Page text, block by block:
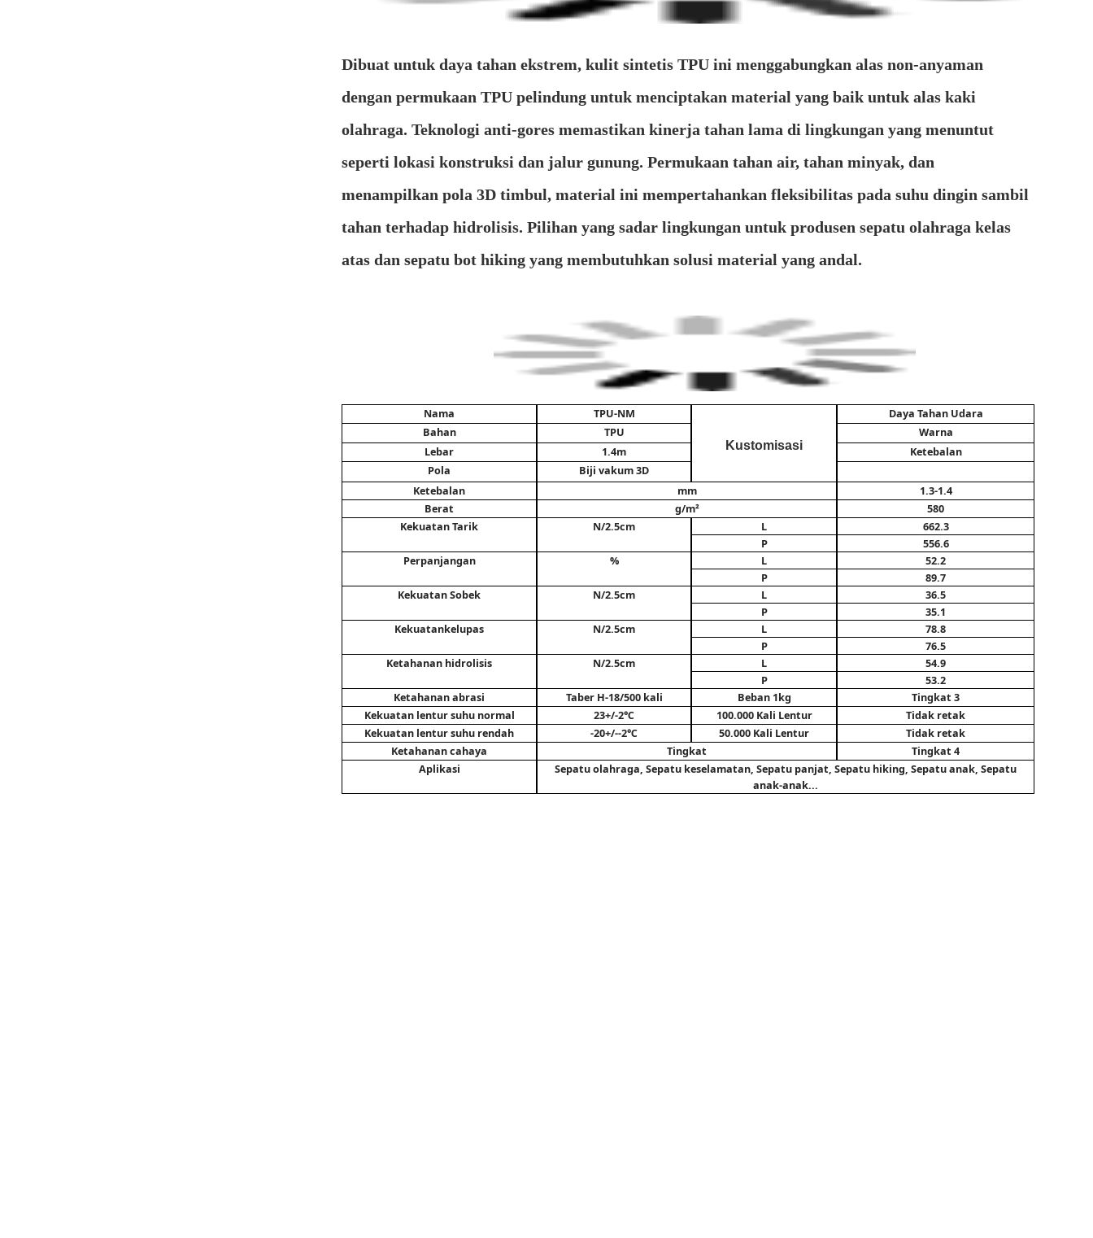
Dibuat untuk daya tahan ekstrem, kulit sintetis TPU ini menggabungkan alas non-anyaman
dengan permukaan TPU pelindung untuk menciptakan material yang baik untuk alas kaki
olahraga. Teknologi anti-gores memastikan kinerja tahan lama di lingkungan yang menuntut
seperti lokasi konstruksi dan jalur gunung. Permukaan tahan air, tahan minyak, dan
menampilkan pola 3D timbul, material ini mempertahankan fleksibilitas pada suhu dingin sambil
tahan terhadap hidrolisis. Pilihan yang sadar lingkungan untuk produsen sepatu olahraga kelas
atas dan sepatu bot hiking yang membutuhkan solusi material yang andal.
Nama TPU-NM
Kustomisasi
Daya Tahan Udara
Bahan
TPU
Warna
Lebar
1.4m
Ketebalan
Pola
Biji vakum 3D
Ketebalan
mm
1.3-1.4
Berat
g/m²
580
Kekuatan Tarik
N/2.5cm L
662.3
P
556.6
Perpanjangan
% L
52.2
P
89.7
Kekuatan Sobek
N/2.5cm L
36.5
P
35.1
Kekuatankelupas N/2.5cm L
78.8
P
76.5
Ketahanan hidrolisis
N/2.5cm L
54.9
P
53.2
Ketahanan abrasi
Taber H-18/500 kali Beban 1kg
Tingkat 3
Kekuatan lentur suhu normal
23+/-2℃ 100.000 Kali Lentur
Tidak retak
Kekuatan lentur suhu rendah
-20+/--2℃ 50.000 Kali Lentur
Tidak retak
Ketahanan cahaya
Tingkat
Tingkat 4
Aplikasi
Sepatu olahraga, Sepatu keselamatan, Sepatu panjat, Sepatu hiking, Sepatu anak, Sepatu
anak-anak...